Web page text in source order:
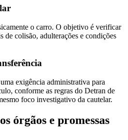
o carro. O objetivo é verificar
de colisão, adulterações e condições
exigência administrativa para
conforme as regras do Detran de
foco investigativo da cautelar.
órgãos e promessas